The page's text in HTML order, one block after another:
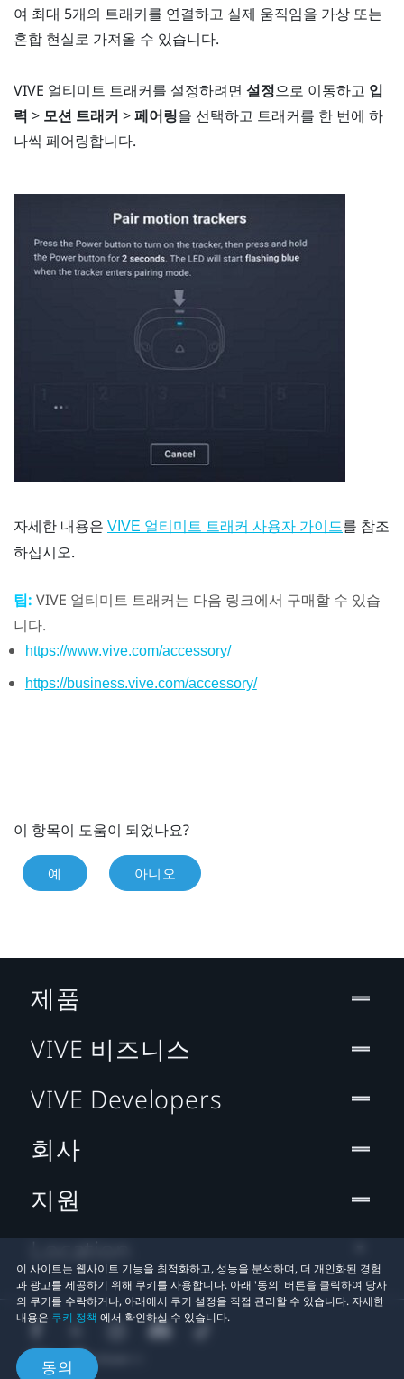
여 최대 5개의 트래커를 연결하고 실제 움직임을 가상 또는
혼합 현실로 가져올 수 있습니다.
VIVE 얼티미트 트래커를 설정하려면 설정으로 이동하고 입
력 > 모션 트래커 >페어링을 선택하고 트래커를 한 번에 하
나씩 페어링합니다.
자세한 내용은 VIVE 얼티미트 트래커 사용자 가이드를 참조
하십시오.
팁: VIVE 얼티미트 트래커는 다음 링크에서 구매할 수 있습
니다.
https://www.vive.com/accessory/
https://business.vive.com/accessory/
이 항목이 도움이 되었나요?
예 아니오
이 사이트는 웹사이트 기능을 최적화하고, 성능을 분석하며, 더 개인화된 경험
과 광고를 제공하기 위해 쿠키를 사용합니다. 아래 '동의' 버튼을 클릭하여 당사
의 쿠키를 수락하거나, 아래에서 쿠키 설정을 직접 관리할 수 있습니다. 자세한
내용은 쿠키 정책 에서 확인하실 수 있습니다.
동의
제품
VIVE 비즈니스
VIVE Developers
회사
지원
Location